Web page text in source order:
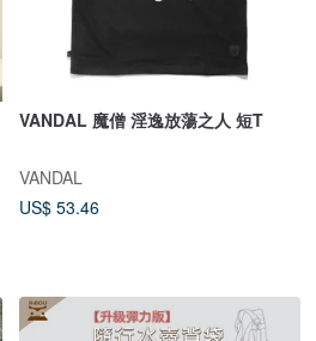
VANDAL 魔僧 淫逸放蕩之人 短T
VANDAL
US$ 53.46